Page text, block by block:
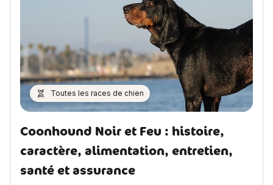
Toutes les races de chien
Coonhound Noir et Feu : histoire,
caractère, alimentation, entretien,
santé et assurance